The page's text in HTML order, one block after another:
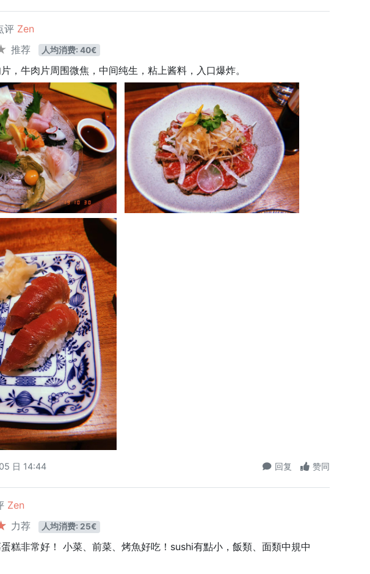
评 Zen
推荐
人均消费: 40€
，牛肉片周围微焦，中间纯生，粘上酱料，入口爆炸。
日 14:44 回复 赞同
Zen
力荐
人均消费: 25€
糕非常好！ 小菜、前菜、烤魚好吃！sushi有點小，飯類、面類中規中